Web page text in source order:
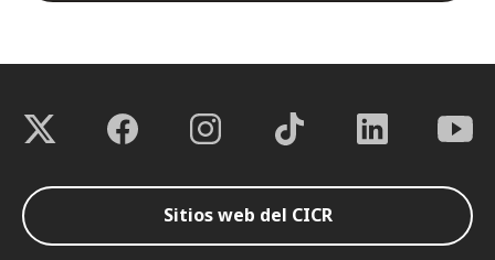
Sitios web del CICR